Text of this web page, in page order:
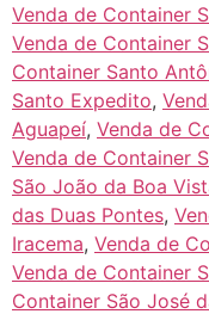
Venda de Container
Venda de Container
Container Santo
Santo Expedito,
Aguapeí, Venda de
Venda de Container
São João da Boa
das Duas Pontes,
Iracema, Venda de
Venda de Container
Container São José